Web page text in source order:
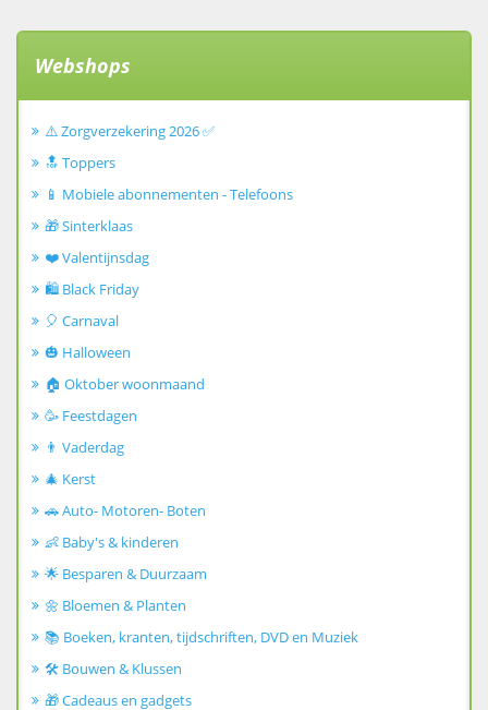
Webshops
⚠️ Zorgverzekering 2026 ✅
🔝 Toppers
📱 Mobiele abonnementen - Telefoons
🎁 Sinterklaas
❤️ Valentijnsdag
🛍️ Black Friday
🎈 Carnaval
🎃 Halloween
🏠 Oktober woonmaand
🥳 Feestdagen
👨 Vaderdag
🎄 Kerst
🚗 Auto- Motoren- Boten
👶 Baby's & kinderen
🌟 Besparen & Duurzaam
🌼 Bloemen & Planten
📚 Boeken, kranten, tijdschriften, DVD en Muziek
🛠️ Bouwen & Klussen
🎁 Cadeaus en gadgets